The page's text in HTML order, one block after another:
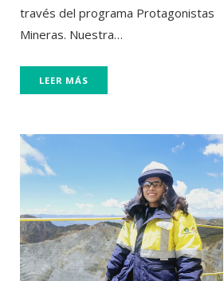
través del programa Protagonistas
Mineras. Nuestra…
LEER MÁS